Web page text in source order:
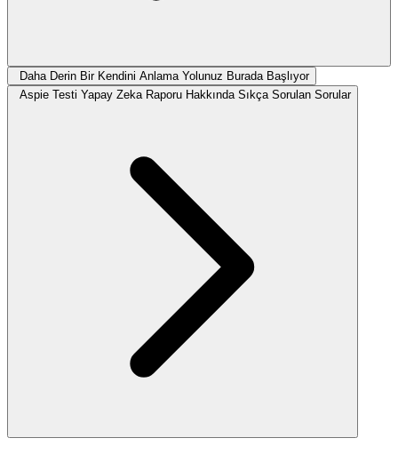
Daha Derin Bir Kendini Anlama Yolunuz Burada Başlıyor
Aspie Testi Yapay Zeka Raporu Hakkında Sıkça Sorulan Sorular